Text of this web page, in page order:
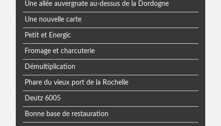
Une allée auvergnate au-dessus de la Dordogne
Une nouvelle carte
Petit et Energic
Fromage et charcuterie
Démultiplication
Phare du vieux port de la Rochelle
Deutz 6005
Bonne base de restauration